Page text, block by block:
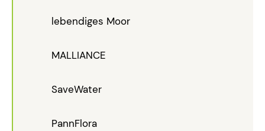
lebendiges Moor
MALLIANCE
SaveWater
PannFlora